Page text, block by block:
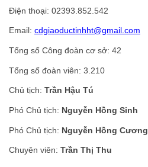
Điện thoại: 02393.852.542
Email: cdgiaoductinhht@gmail.com
Tổng số Công đoàn cơ sở: 42
Tổng số đoàn viên: 3.210
Chủ tịch: Trần Hậu Tú
Phó Chủ tịch: Nguyễn Hồng Sinh
Phó Chủ tịch: Nguyễn Hồng Cương
Chuyên viên: Trần Thị Thu